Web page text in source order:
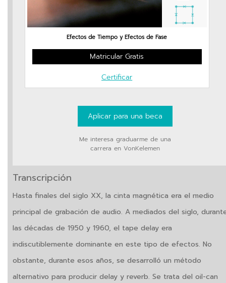
Efectos de Tiempo y Efectos de Fase
Matricular Gratis
Certificar
Aplicar para una beca
Me interesa graduarme de una
carrera en VonKelemen
Transcripción
Hasta finales del siglo XX, la cinta magnética era el medio
principal de grabación de audio. A mediados del siglo,
las décadas de 1950 y 1960, el tape delay era
indiscutiblemente dominante en este tipo de efectos. No
obstante, durante esos años, se desarrolló un método
alternativo para producir delay y reverb. Se trata del oil-can